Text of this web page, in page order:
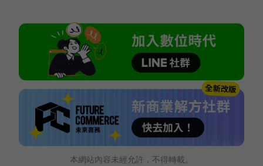
本網站內容未經允許，不得轉載。